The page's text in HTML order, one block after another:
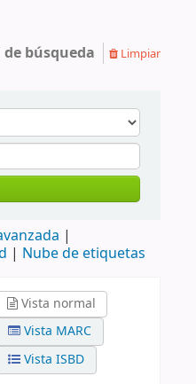
búsqueda Limpiar
Nube de etiquetas
Vista normal
Vista MARC
Vista ISBD